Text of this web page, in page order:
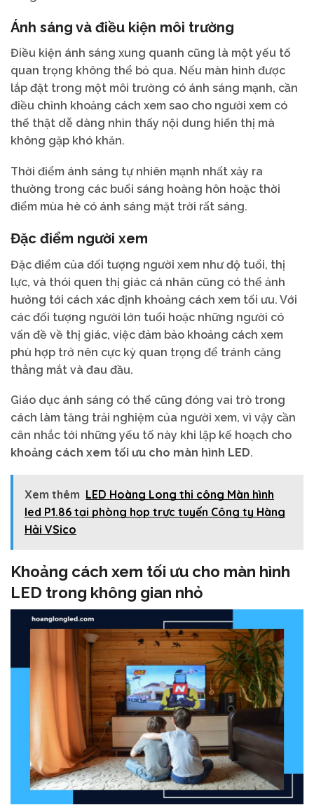
Ánh sáng và điều kiện môi trường
Điều kiện ánh sáng xung quanh cũng là một yếu tố
quan trọng không thể bỏ qua. Nếu màn hình được
lắp đặt trong một môi trường có ánh sáng mạnh, cần
điều chỉnh khoảng cách xem sao cho người xem có
thể thật dễ dàng nhìn thấy nội dung hiển thị mà
không gặp khó khăn.
Thời điểm ánh sáng tự nhiên mạnh nhất xảy ra
thường trong các buổi sáng hoàng hôn hoặc thời
điểm mùa hè có ánh sáng mặt trời rất sáng.
Đặc điểm người xem
Đặc điểm của đối tượng người xem như độ tuổi, thị
lực, và thói quen thị giác cá nhân cũng có thể ảnh
hưởng tới cách xác định khoảng cách xem tối ưu. Với
các đối tượng người lớn tuổi hoặc những người có
vấn đề về thị giác, việc đảm bảo khoảng cách xem
phù hợp trở nên cực kỳ quan trọng để tránh căng
thẳng mắt và đau đầu.
Giáo dục ánh sáng có thể cũng đóng vai trò trong
cách làm tăng trải nghiệm của người xem, vì vậy cần
cân nhắc tới những yếu tố này khi lập kế hoạch cho
khoảng cách xem tối ưu cho màn hình LED.
Xem thêm LED Hoàng Long thi công Màn hình
led P1.86 tại phòng họp trực tuyến Công ty Hàng
Hải VSico
Khoảng cách xem tối ưu cho màn hình
LED trong không gian nhỏ